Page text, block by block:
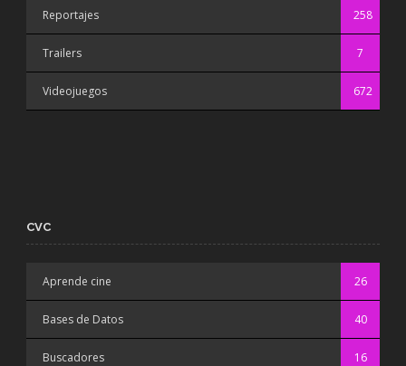
Reportajes 258
Trailers 7
Videojuegos 672
CVC
Aprende cine 26
Bases de Datos 40
Buscadores 16